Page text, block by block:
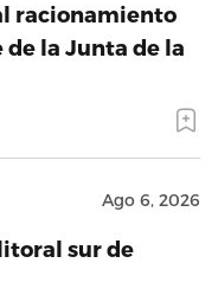
racionamiento
la Junta de la
Ago 6, 2026
sur de